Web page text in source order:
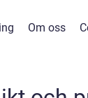
Om oss